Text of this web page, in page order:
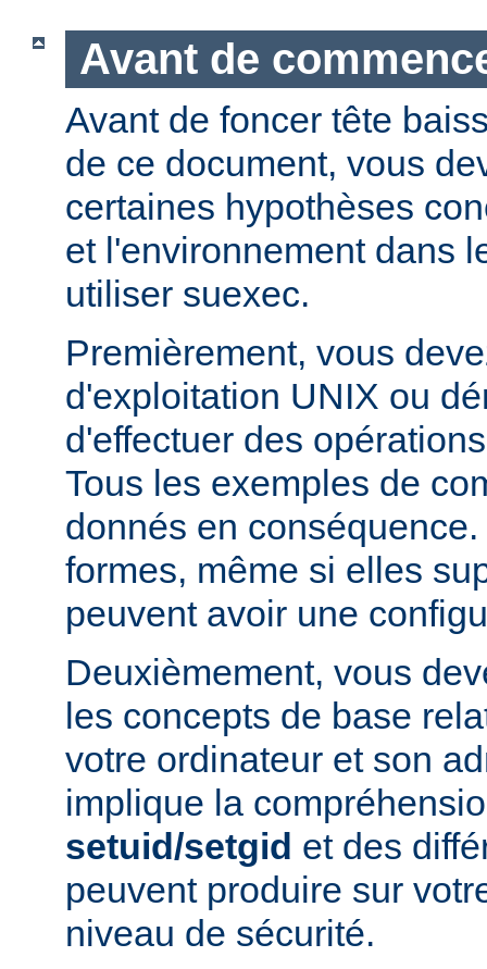
Avant de
Avant de foncer tête
de ce document, vous
certaines hypothèses
et l'environnement dans
utiliser suexec.
Premièrement, vous
d'exploitation UNIX ou
d'effectuer des
Tous les exemples de
donnés en
formes, même si elles
peuvent avoir une
Deuxièmement, vous
les concepts de base
votre ordinateur et son
implique la
setuid/setgid et des
peuvent produire sur
niveau de sécurité.